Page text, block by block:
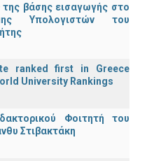
της βάσης εισαγωγής στο
Υπολογιστών του
ranked first in Greece
University Rankings
Φοιτητή του
Στιβακτάκη